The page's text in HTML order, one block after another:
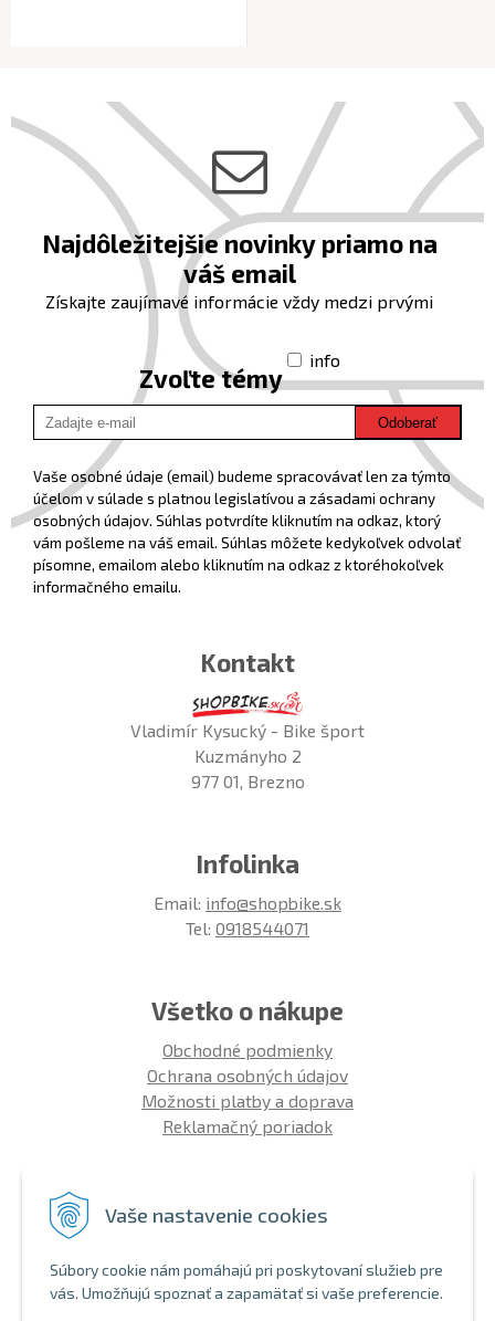
Vaše nastavenie cookies
Súbory cookie nám pomáhajú pri poskytovaní služieb pre
vás. Umožňujú spoznať a zapamätať si vaše preferencie.
Najdôležitejšie novinky priamo na
váš email
Získajte zaujímavé informácie vždy medzi prvými
Zvoľte témy
info
Odoberať
Vaše osobné údaje (email) budeme spracovávať len za týmto
účelom v súlade s platnou legislatívou a zásadami ochrany
osobných údajov. Súhlas potvrdíte kliknutím na odkaz, ktorý
vám pošleme na váš email. Súhlas môžete kedykoľvek odvolať
písomne, emailom alebo kliknutím na odkaz z ktoréhokoľvek
informačného emailu.
Kontakt
Vladimír Kysucký - Bike šport
Kuzmányho 2
977 01, Brezno
Infolinka
Email: info@shopbike.sk
Tel: 0918544071
Všetko o nákupe
Obchodné podmienky
Ochrana osobných údajov
Možnosti platby a doprava
Reklamačný poriadok
Aký bicykel kúpiť 26' | 27,5' | 29'
Nákup na splátky